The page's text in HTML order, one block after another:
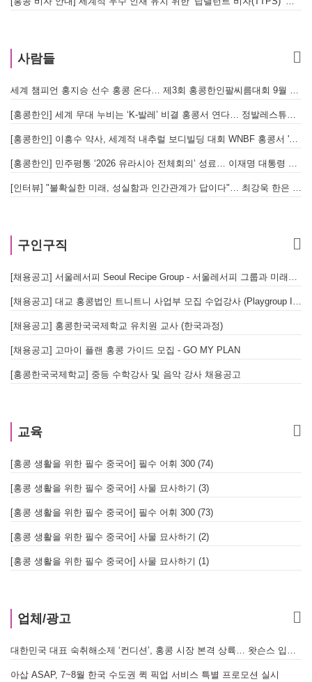
사람들
구인구직
[채용공고] 홍콩한국국제학교 유치원 교사 (한국과정)
[채용공고] 고마이 플랜 홍콩 가이드 모집 - GO MY PLAN
[홍콩한국국제학교] 중등 수학강사 및 음악 강사 채용공고
교육
[홍콩 생활을 위한 필수 중국어] 필수 어휘 300 (74)
[홍콩 생활을 위한 필수 중국어] 사물 묘사하기 (3)
[홍콩 생활을 위한 필수 중국어] 필수 어휘 300 (73)
[홍콩 생활을 위한 필수 중국어] 사물 묘사하기 (2)
[홍콩 생활을 위한 필수 중국어] 사물 묘사하기 (1)
업체/광고
아삽 ASAP, 7~8월 한국 수도권 퀵 픽업 서비스 특별 프로모션 실시